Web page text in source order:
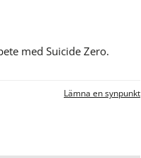
med Suicide Zero.
Lämna en synpunkt